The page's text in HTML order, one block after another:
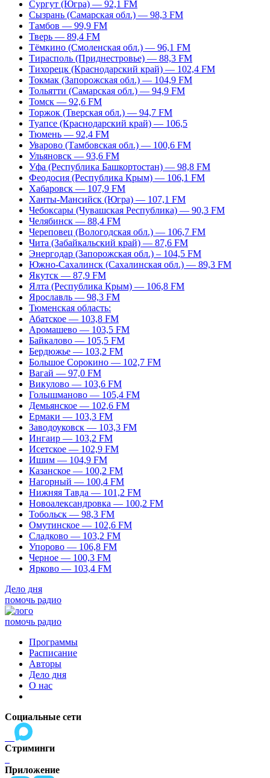
Сургут (Югра) — 92,1 FM
Сызрань (Самарская обл.) — 98,3 FM
Тамбов — 99,9 FM
Тверь — 89,4 FM
Тёмкино (Смоленская обл.) — 96,1 FM
Тирасполь (Приднестровье) — 88,3 FM
Тихорецк (Краснодарский край) — 102,4 FM
Токмак (Запорожская обл.) — 104,9 FM
Тольятти (Самарская обл.) — 94,9 FM
Томск — 92,6 FM
Торжок (Тверская обл.) — 94,7 FM
Туапсе (Краснодарский край) — 106,5
Тюмень — 92,4 FM
Уварово (Тамбовская обл.) — 100,6 FM
Ульяновск — 93,6 FM
Уфа (Республика Башкортостан) — 98,8 FM
Феодосия (Республика Крым) — 106,1 FM
Хабаровск — 107,9 FM
Ханты-Мансийск (Югра) — 107,1 FM
Чебоксары (Чувашская Республика) — 90,3 FM
Челябинск — 88,4 FM
Череповец (Вологодская обл.) — 106,7 FM
Чита (Забайкальский край) — 87,6 FM
Энергодар (Запорожская обл.) – 104,5 FM
Южно-Сахалинск (Сахалинская обл.) — 89,3 FM
Якутск — 87,9 FM
Ялта (Республика Крым) — 106,8 FM
Ярославль — 98,3 FM
Тюменская область:
Абатское — 103,8 FM
Аромашево — 103,5 FM
Байкалово — 105,5 FM
Бердюжье — 103,2 FM
Большое Сорокино — 102,7 FM
Вагай — 97,0 FM
Викулово — 103,6 FM
Голышманово — 105,4 FM
Демьянское — 102,6 FM
Ермаки — 103,3 FM
Заводоуковск — 103,3 FM
Ингаир — 103,2 FM
Исетское — 102,9 FM
Ишим — 104,9 FM
Казанское — 100,2 FM
Нагорный — 100,4 FM
Нижняя Тавда — 101,2 FM
Новоалександровка — 100,2 FM
Тобольск — 98,3 FM
Омутинское — 102,6 FM
Сладково — 103,2 FM
Упорово — 106,8 FM
Черное — 100,3 FM
Ярково — 103,4 FM
Дело дня
помочь радио
помочь радио
Программы
Расписание
Авторы
Дело дня
О нас
Социальные сети
Стриминги
Приложение